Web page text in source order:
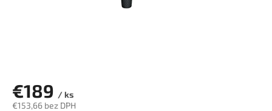
€189 / ks
€153,66 bez DPH